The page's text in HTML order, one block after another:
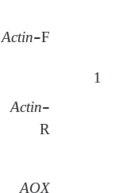
1
Actin-F
Actin-
R